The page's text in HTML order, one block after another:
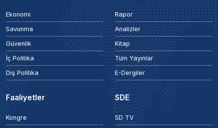
Ekonomi
Savunma
Güvenlik
İç Politika
Dış Politika
Rapor
Analizler
Kitap
Tüm Yayınlar
E-Dergiler
Faaliyetler
Kongre
SDE
SD TV